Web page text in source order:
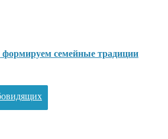
семейные традиции